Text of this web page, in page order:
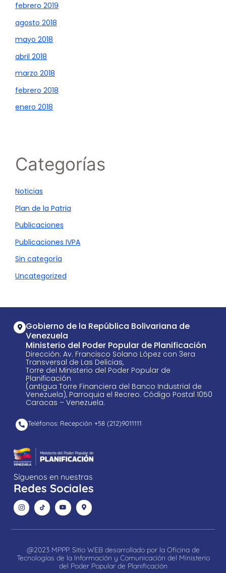
febrero 2019
agosto 2018
mayo 2018
abril 2018
marzo 2018
febrero 2018
enero 2018
Categorías
Noticias
Plan de la Patria
Publicaciones
Publicaciones IVPA
Sin categoría
Uncategorized
Gobierno de la República Bolivariana de
Venezuela
Ministerio del Poder Popular de Planificación
Dirección: Av. Francisco Solano López con 3era
Transversal de Las Delicias,
Torre del Ministerio del Poder Popular de
Planificación
(antigua Torre Financiera del Banco Industrial de
Venezuela), Parroquia el Recreo. Código Postal 1050
Caracas – Venezuela.
Teléfonos: Recepción +58 ​(212)9011111
Síguenos en nuestras
Redes Sociales
@2023 MPPP. Sitio WEB desarrollado por la Oficina de
Tecnologías de la Información y Comunicación del Ministerio
del Poder Popular de Planificación